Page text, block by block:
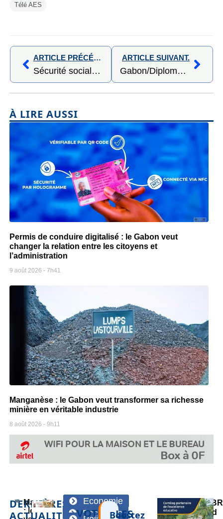
Télé AES
ARTICLE PRÉCÉDENT,
Sécurité sociale : comment le Togo consolide progressivement son modèle de protection des populations
ARTICLE SUIVANT.
Gabon/Diplomatie et intégration régionale : prestation de serment du personnel de l’OPAM, un engagement solennel au service des zones frontalières
À LIRE AUSSI
Permis de conduire digitalisé : le Gabon veut
changer la relation entre les citoyens et
l’administration
9 août 2026 7h41
Manganèse : le Gabon veut transformer sa richesse
minière en véritable industrie
8 août 2026 9h11
DERNIÈRES
ACTUALITÉS
Manganèse
: le Gabon
Economie
Economie
VOTREBoostez
LES
rend